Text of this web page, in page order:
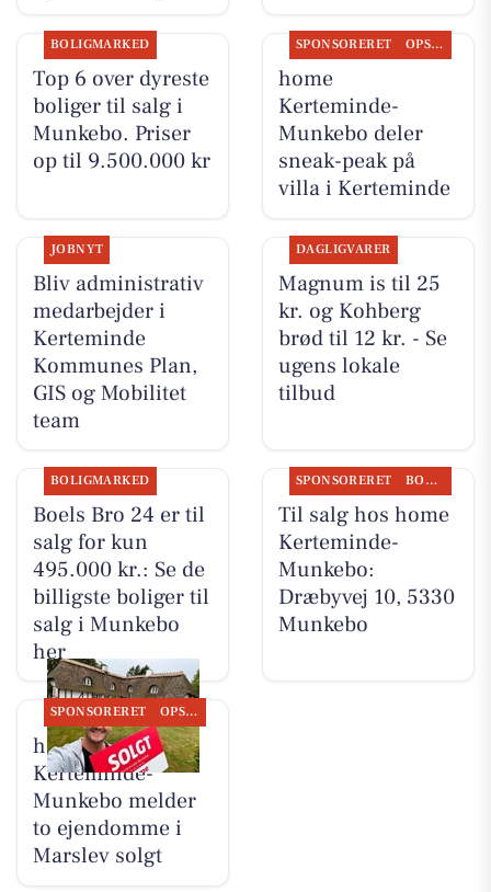
BOLIGMARKED
Top 6 over dyreste
boliger til salg i
Munkebo. Priser
op til 9.500.000 kr
SPONSORERET OPSLAGSTAVLEN
home
Kerteminde-
Munkebo deler
sneak-peak på
villa i Kerteminde
JOBNYT
Bliv administrativ
medarbejder i
Kerteminde
Kommunes Plan,
GIS og Mobilitet
team
DAGLIGVARER
Magnum is til 25
kr. og Kohberg
brød til 12 kr. - Se
ugens lokale
tilbud
BOLIGMARKED
Boels Bro 24 er til
salg for kun
495.000 kr.: Se de
billigste boliger til
salg i Munkebo
her
SPONSORERET BOLIGMARKED
Til salg hos home
Kerteminde-
Munkebo:
Dræbyvej 10, 5330
Munkebo
SPONSORERET OPSLAGSTAVLEN
home
Kerteminde-
Munkebo melder
to ejendomme i
Marslev solgt